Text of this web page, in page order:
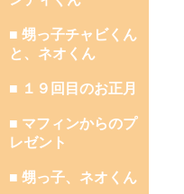
■ 甥っ子チャビくん
と、ネオくん
■ １９回目のお正月
■ マフィンからのプ
レゼント
■ 甥っ子、ネオくん